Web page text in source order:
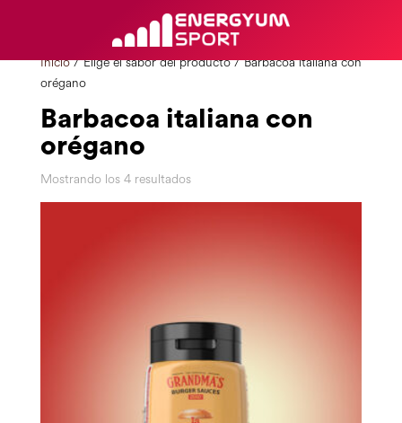
Inicio/ Elige el sabor del producto / Barbacoa italiana con
orégano
Barbacoa italiana con
orégano
Mostrando los 4 resultados